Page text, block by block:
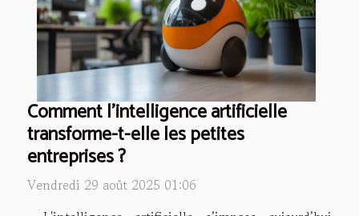
Comment l'intelligence artificielle
transforme-t-elle les petites
entreprises ?
Vendredi 29 août 2025 01:06